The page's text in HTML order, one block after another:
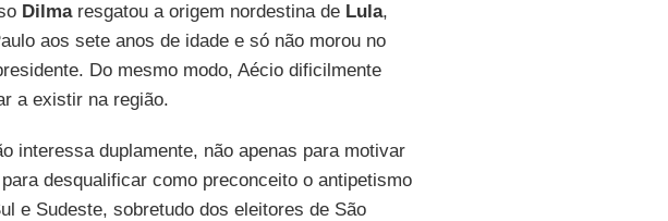
Dilmaresgatou a origem nordestina de Lula,
aos sete anos de idade e só não morou no
Do mesmo modo, Aécio dificilmente
a existir na região.
interessa duplamente, não apenas para motivar
desqualificar como preconceito o antipetismo
e Sudeste, sobretudo dos eleitores de São